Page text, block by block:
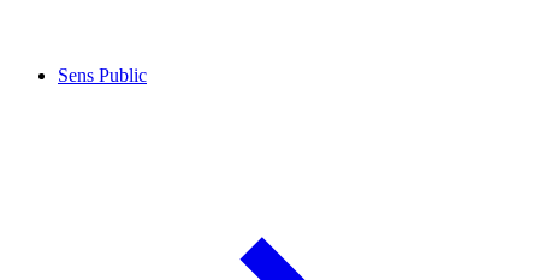
Sens Public